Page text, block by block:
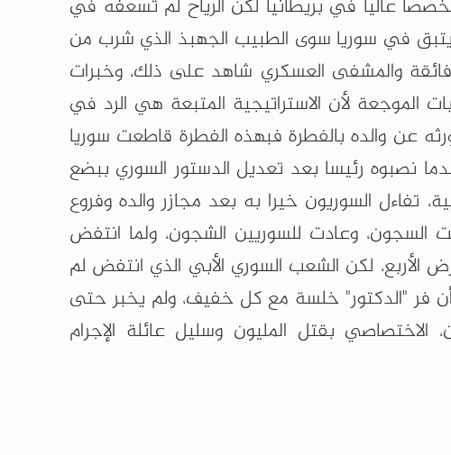
عاليا في بريطانيا لكن الرياح لم تسعفه في
في سوريا سوى الطبيب الجهبذ الذي شرب من
والمشفى العسكري شاهد على ذلك، وخبرات
الموجعة لأن الاستراتيجية المتبعة هي الرد في
عن والده بالفطرة فبهذه الفطرة قاطعت سوريا
نصبوه رئيسا بعد تعديل الدستور السوري ببضع
تفاءل السوريون خيرا به بعد مجازر والده وفروع
السجون، وعادت للسوريين الشجون، ولما انتفض
الأربع، لكن الشعب السوري الأبي الذي انتفض لم
فر "الدكتور" خلسة مع كل خفيف، ولم يخبر حتى
بقتل المليون وسليل عائلة الإجرام